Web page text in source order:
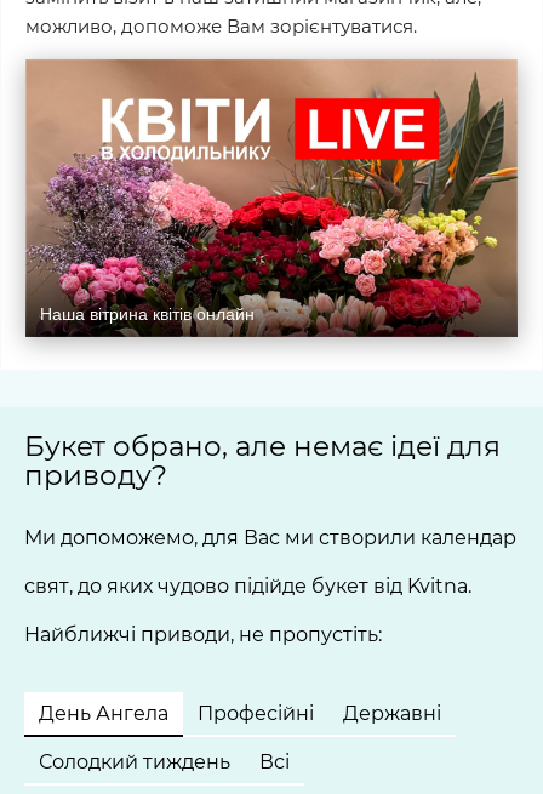
можливо, допоможе Вам зорієнтуватися.
Наша вітрина квітів онлайн
Букет обрано, але немає ідеї для
приводу?
Ми допоможемо, для Вас ми створили календар
свят, до яких чудово підійде букет від Kvitna.
Найближчі приводи, не пропустіть:
День Ангела Професійні Державні
Солодкий тиждень Всі